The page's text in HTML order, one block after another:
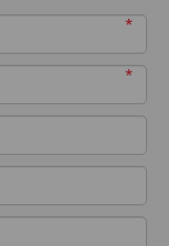
*
*